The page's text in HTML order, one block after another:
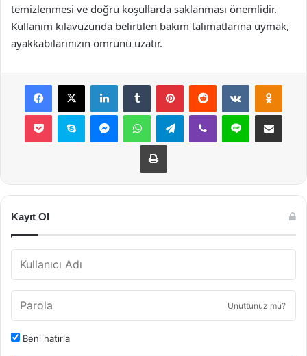
temizlenmesi ve doğru koşullarda saklanması önemlidir.
Kullanım kılavuzunda belirtilen bakım talimatlarına uymak,
ayakkabılarınızın ömrünü uzatır.
Facebook
X LinkedInTumblr PinterestReddit VKontakte
Pocket Skype MessengerWhatsAppTelegramViber Line E-Posta ile
Yazdır
Kayıt Ol
Unuttunuz mu?
Beni hatırla